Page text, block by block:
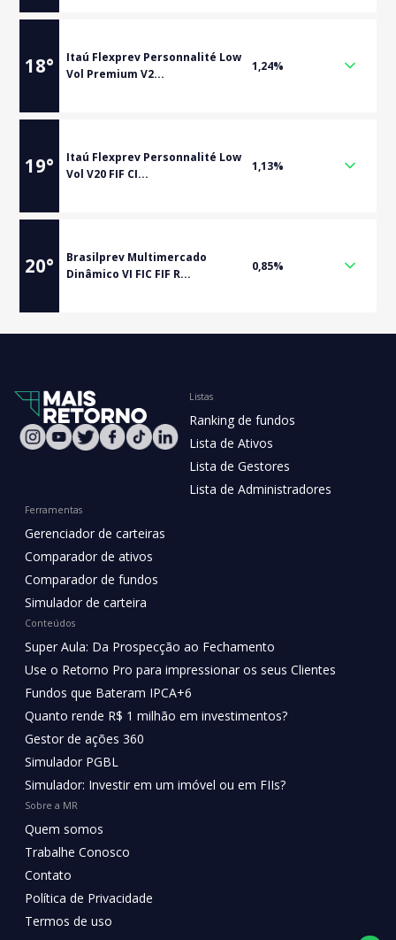
18°
Itaú Flexprev Personnalité Low
Vol Premium V2...
1,24%
19°
Itaú Flexprev Personnalité Low
Vol V20 FIF CI...
1,13%
20°
Brasilprev Multimercado
Dinâmico VI FIC FIF R...
0,85%
Listas
Ranking de fundos
Lista de Ativos
Lista de Gestores
Lista de Administradores
Ferramentas
Gerenciador de carteiras
Comparador de ativos
Comparador de fundos
Simulador de carteira
Conteúdos
Super Aula: Da Prospecção ao Fechamento
Use o Retorno Pro para impressionar os seus Clientes
Fundos que Bateram IPCA+6
Quanto rende R$ 1 milhão em investimentos?
Gestor de ações 360
Simulador PGBL
Simulador: Investir em um imóvel ou em FIIs?
Sobre a MR
Quem somos
Trabalhe Conosco
Contato
Política de Privacidade
Termos de uso